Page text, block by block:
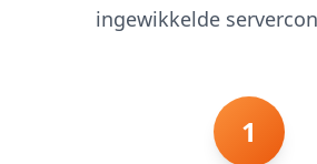
ingewikkelde
1